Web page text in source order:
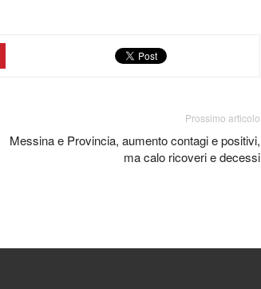
Prossimo articolo
Messina e Provincia, aumento contagi e positivi,
ma calo ricoveri e decessi